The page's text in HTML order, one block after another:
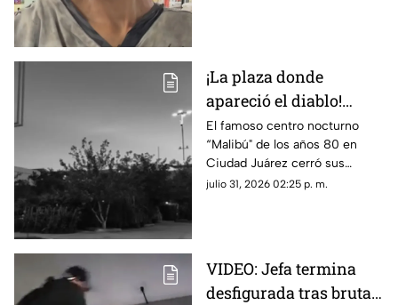
¡La plaza donde
apareció el diablo!
Aseguran que hombre
con patas de cabra se
apareció en lo que hoy
es conocida tienda en
El famoso centro nocturno
“Malibú" de los años 80 en
Ciudad Juárez cerró sus
puertas tras una terrorífica
julio 31, 2026 02:25 p. m.
VIDEO: Jefa termina
desfigurada tras brutal